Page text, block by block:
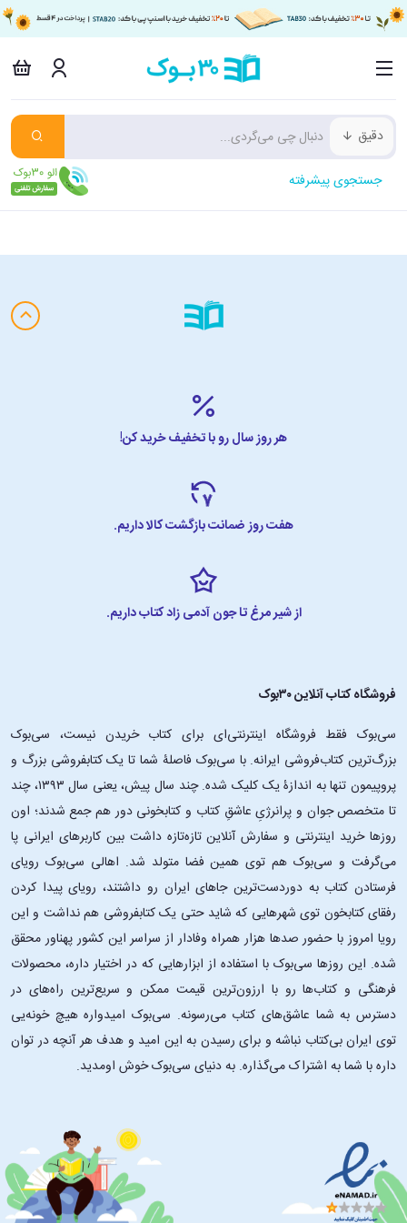
دقیق
جستجوی پیشرفته
هر روز سال رو با تخفیف خرید کن!
هفت روز ضمانت بازگشت کالا داریم.
از شیر مرغ تا جون آدمی زاد کتاب داریم.
فروشگاه کتاب آنلاین ۳۰بوک
سی‌بوک فقط فروشگاه اینترنتی‌ای برای کتاب خریدن نیست، سی‌بوک
بزرگ‌ترین کتاب‌فروشی ایرانه. با سی‌بوک فاصلۀ شما تا یک کتابفروشی بزرگ و
پروپیمون تنها به اندازۀ یک کلیک شده. چند سال پیش، یعنی سال ۱۳۹۳، چند
تا متخصص جوان و پرانرژیِ عاشقِ کتاب و کتابخونی دور هم جمع شدند؛ اون‌
روزها خرید اینترنتی و سفارش آنلاین تازه‌تازه داشت بین کاربرهای ایرانی پا
می‌گرفت و سی‌بوک هم توی همین فضا متولد شد. اهالی سی‌بوک رویای
فرستادن کتاب به دوردست‌ترین جاهای ایران رو داشتند، رویای پیدا کردن
رفقای کتابخون توی شهرهایی که شاید حتی یک کتابفروشی هم نداشت و این
رویا امروز با حضور صدها هزار همراه وفادار از سراسر این کشور پهناور محقق
شده. این ‌روزها سی‌بوک با استفاده از ابزارهایی که در اختیار داره، محصولات
فرهنگی و کتاب‌ها رو با ارزون‌ترین قیمت ممکن و سریع‌ترین راه‌های در
دسترس به شما عاشق‌های کتاب می‌رسونه. سی‌بوک امیدواره هیچ خونه‌یی
توی ایران بی‌کتاب نباشه و برای رسیدن به این امید و هدف هر آنچه در توان
داره با شما به اشتراک می‌گذاره. به دنیای سی‌بوک خوش اومدید.